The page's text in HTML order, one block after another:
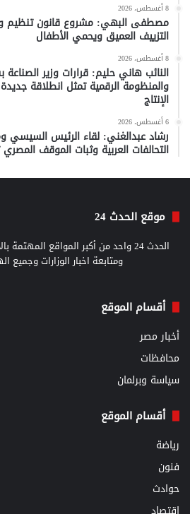
8 أغسطس، 2026
مصطفى البهي: مشروع قانون تنظيم
التزييف العميق ويحمي الأطفال
8 أغسطس، 2026
النائب هاني حليم: قرارات وزير الصناعة
والمنظومة الرقمية تمثل انطلاقة
الإنتاج
6 أغسطس، 2026
رشاد عبدالغني: لقاء الرئيس السيسي
التحالفات العربية وثبات الموقف
موقع الحدث 24
الحدث 24 واحد من أكبر المواقع
ومتابعة اخبار الوزارات وجميع
أقسام الموقع
أخبار مصر
محافظات
سياسة وبرلمان
أقسام الموقع
رياضة
فنون
حوادث